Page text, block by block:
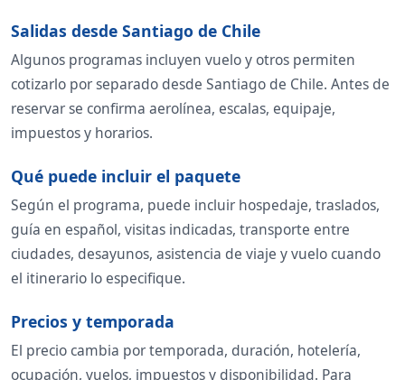
Salidas desde Santiago de Chile
Algunos programas incluyen vuelo y otros permiten
cotizarlo por separado desde Santiago de Chile. Antes de
reservar se confirma aerolínea, escalas, equipaje,
impuestos y horarios.
Qué puede incluir el paquete
Según el programa, puede incluir hospedaje, traslados,
guía en español, visitas indicadas, transporte entre
ciudades, desayunos, asistencia de viaje y vuelo cuando
el itinerario lo especifique.
Precios y temporada
El precio cambia por temporada, duración, hotelería,
ocupación, vuelos, impuestos y disponibilidad. Para